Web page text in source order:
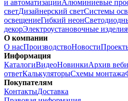
и автоматизацииАлюминиевые
светДизайнерский светСистемы
освещениеГибкий неон
декорЭлектроустановочные изделия
О компании
О насПроизводствоНовости
Информация
КаталогиВидеоНовинкиАрхив
ответКалькуляторыСхемы монтажа
Покупателям
КонтактыДоставка